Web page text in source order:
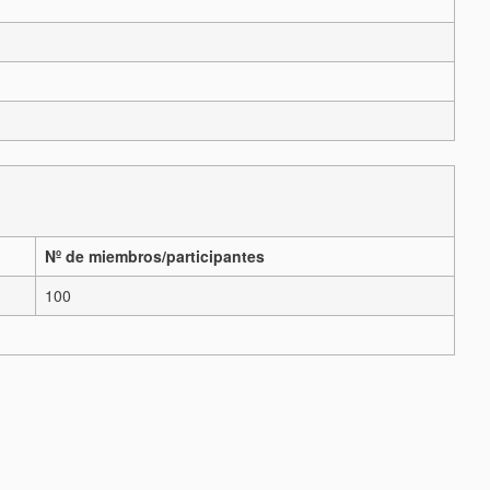
Nº de miembros/participantes
100